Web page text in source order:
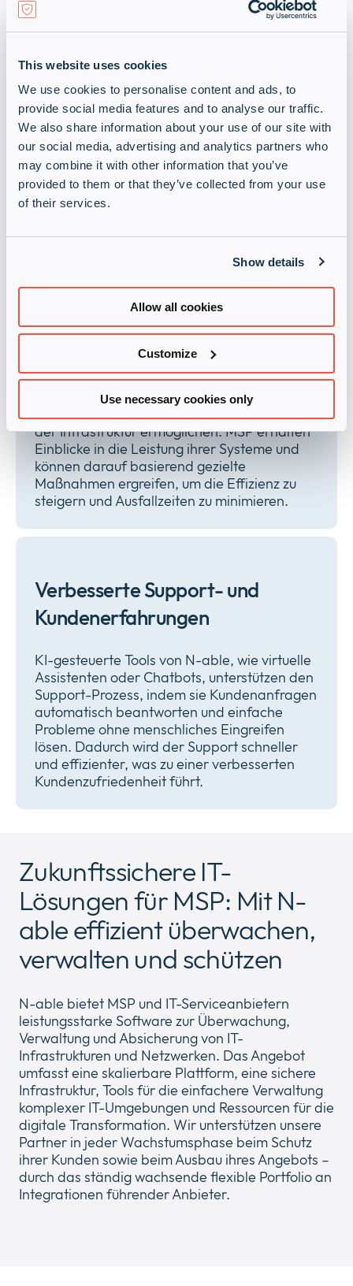
This website uses cookies
We use cookies to personalise content and ads, to
provide social media features and to analyse our traffic.
We also share information about your use of our site with
our social media, advertising and analytics partners who
may combine it with other information that you’ve
provided to them or that they’ve collected from your use
of their services.
Show details
Allow all cookies
Customize
Use necessary cookies only
Proaktive Bedrohungserkennung
KI wird eingesetzt, um Bedrohungen in
Echtzeit zu erkennen und darauf zu
reagieren. Das System kann verdächtige
Aktivitäten analysieren und automatisch
Warnungen ausgeben oder
Gegenmaßnahmen ergreifen, bevor ein
ernsthafter Vorfall eintritt. Dies verbessert
Datenanalyse und Optimierung
N-able nutzt KI, um große Mengen an
Systemdaten zu analysieren und Muster zu
erkennen, die eine proaktive Optimierung
der Infrastruktur ermöglichen. MSP erhalten
Einblicke in die Leistung ihrer Systeme und
können darauf basierend gezielte
Maßnahmen ergreifen, um die Effizienz zu
steigern und Ausfallzeiten zu minimieren.
Verbesserte Support- und
Kundenerfahrungen
KI-gesteuerte Tools von N-able, wie virtuelle
Assistenten oder Chatbots, unterstützen den
Support-Prozess, indem sie Kundenanfragen
automatisch beantworten und einfache
Probleme ohne menschliches Eingreifen
lösen. Dadurch wird der Support schneller
und effizienter, was zu einer verbesserten
Kundenzufriedenheit führt.
Zukunftssichere IT-
Lösungen für MSP: Mit N-
able effizient überwachen,
verwalten und schützen
N-able bietet MSP und IT-Serviceanbietern
leistungsstarke Software zur Überwachung,
Verwaltung und Absicherung von IT-
Infrastrukturen und Netzwerken. Das Angebot
umfasst eine skalierbare Plattform, eine sichere
Infrastruktur, Tools für die einfachere Verwaltung
komplexer IT-Umgebungen und Ressourcen für die
digitale Transformation. Wir unterstützen unsere
Partner in jeder Wachstumsphase beim Schutz
ihrer Kunden sowie beim Ausbau ihres Angebots –
durch das ständig wachsende flexible Portfolio an
Integrationen führender Anbieter.